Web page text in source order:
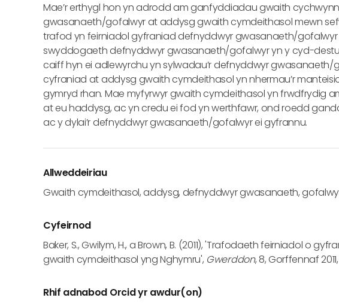
Mae’r erthygl hon yn adrodd am ganfyddiadau gwaith
gwasanaeth/gofalwyr at addysg gwaith cymdeithasol mewn
trafod yn feirniadol gyfraniad defnyddwyr gwasanaeth/
swyddogaeth defnyddwyr gwasanaeth/gofalwyr yn y cyd-
caiff hyn ei adlewyrchu yn sylwadau’r defnyddwyr gwasanaeth/
cyfraniad at addysg gwaith cymdeithasol yn nhermau’r
gymryd rhan. Mae myfyrwyr gwaith cymdeithasol yn
at eu haddysg, ac yn credu ei fod yn werthfawr, ond roedd
ac y dylai’r defnyddwyr gwasanaeth/gofalwyr ei gyfrannu.
Allweddeiriau
Gwaith cymdeithasol, addysg, defnyddwyr gwasanaeth,
Cyfeirnod
Baker, S., Gwilym, H., a Brown, B. (2011), 'Trafodaeth feirniadol o
gwaith cymdeithasol yng Nghymru', Gwerddon, 8, Gorffennaf
Rhif adnabod Orcid yr awdur(on)